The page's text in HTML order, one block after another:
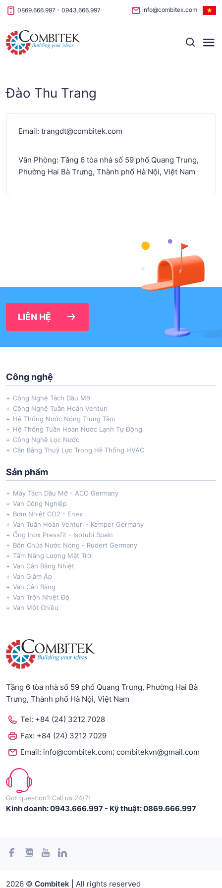
Skip to content
0869.666.997 - 0943.666.997 info@combitek.com
Đào Thu Trang
Email: trangdt@combitek.com
Văn Phòng: Tầng 6 tòa nhà số 59 phố Quang Trung,
Phường Hai Bà Trưng, Thành phố Hà Nội, Việt Nam
LIÊN HỆ
Công nghệ
Công Nghệ Tách Dầu Mỡ
Công Nghệ Tuần Hoàn Venturi
Hệ Thống Nước Nóng Trung Tâm
Hệ Thống Tuần Hoàn Nước Lạnh Tự Động
Công Nghệ Lọc Nước
Cân Bằng Thuỷ Lực Trong Hệ Thống HVAC
Sản phẩm
Máy Tách Dầu Mỡ - ACO Germany
Van Công Nghiệp
Bơm Nhiệt CO2 - Enex
Van Tuần Hoàn Venturi - Kemper Germany
Ống Inox Pressfit - Isotubi Spain
Bồn Chứa Nước Nóng - Rudert Germany
Tấm Năng Lượng Mặt Trời
Van Cân Bằng Nhiệt
Van Giảm Áp
Van Cân Bằng
Van Trộn Nhiệt Độ
Van Một Chiều
Tầng 6 tòa nhà số 59 phố Quang Trung, Phường Hai Bà
Trưng, Thành phố Hà Nội, Việt Nam
Tel: +84 (24) 3212 7028
Fax: +84 (24) 3212 7029
Email: info@combitek.com; combitekvn@gmail.com
Got question? Call us 24/7!
Kinh doanh: 0943.666.997 - Kỹ thuật: 0869.666.997
2026 © Combitek | All rights reserved